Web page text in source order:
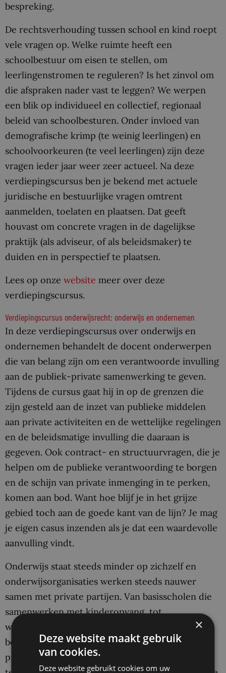
bespreking.
De rechtsverhouding tussen school en kind roept
vele vragen op. Welke ruimte heeft een
schoolbestuur om eisen te stellen, om
leerlingenstromen te reguleren? Is het zinvol om
die afspraken nader vast te leggen? We werpen
een blik op individueel en collectief, regionaal
beleid van schoolbesturen. Onder invloed van
demografische krimp (te weinig leerlingen) en
schoolvoorkeuren (te veel leerlingen) zijn deze
vragen ieder jaar weer zeer actueel. Na deze
verdiepingscursus ben je bekend met actuele
juridische en bestuurlijke vragen omtrent
aanmelden, toelaten en plaatsen. Dat geeft
houvast om concrete vragen in de dagelijkse
praktijk (als adviseur, of als beleidsmaker) te
duiden en in perspectief te plaatsen.
Lees op onze website meer over deze
verdiepingscursus.
Verdiepingscursus onderwijsrecht: onderwijs en ondernemen
In deze verdiepingscursus over onderwijs en
ondernemen behandelt de docent onderwerpen
die van belang zijn om een verantwoorde invulling
aan de publiek-private samenwerking te geven.
Tijdens de cursus gaat hij in op de grenzen die
zijn gesteld aan de inzet van publieke middelen
aan private activiteiten en de wettelijke regelingen
en de beleidsmatige invulling die daaraan is
gegeven. Ook contract- en structuurvragen, die je
helpen om de publieke verantwoording te borgen
en de schijn van private inmenging in te perken,
komen aan bod. Want hoe blijf je in het grijze
gebied toch aan de goede kant van de lijn? Je mag
je eigen casus inzenden als je dat een waardevolle
aanvulling vindt.
Onderwijs staat steeds minder op zichzelf en
onderwijsorganisaties werken steeds nauwer
samen met private partijen. Van basisscholen die
samenwerken met kinderopvang, tot
wetenschappers die optrekken met het
bedrijfsleven. De scheiding tussen publieke en
private activiteiten is soms diffuus en heeft
×
Deze website maakt gebruik
van cookies.
Deze website gebruikt cookies om uw